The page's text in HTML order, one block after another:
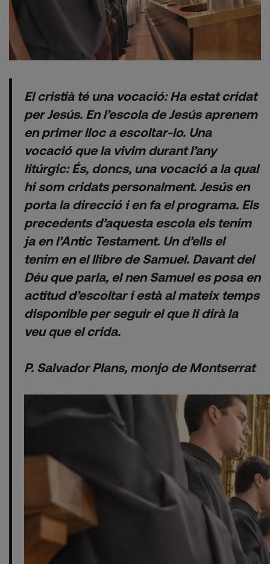
El cristià té una vocació: Ha estat cridat
per Jesús. En l’escola de Jesús aprenem
en primer lloc a escoltar-lo. Una
vocació que la vivim durant l’any
litúrgic: És, doncs, una vocació a la qual
hi som cridats personalment. Jesús en
porta la direcció i en fa el programa. Els
precedents d’aquesta escola els tenim
ja en l’Antic Testament. Un d’ells el
tenim en el llibre de Samuel. Davant del
Déu que parla, el nen Samuel es posa en
actitud d’escoltar i està al mateix temps
disponible per seguir el que li dirà la
veu que el crida.
P. Salvador Plans, monjo de Montserrat